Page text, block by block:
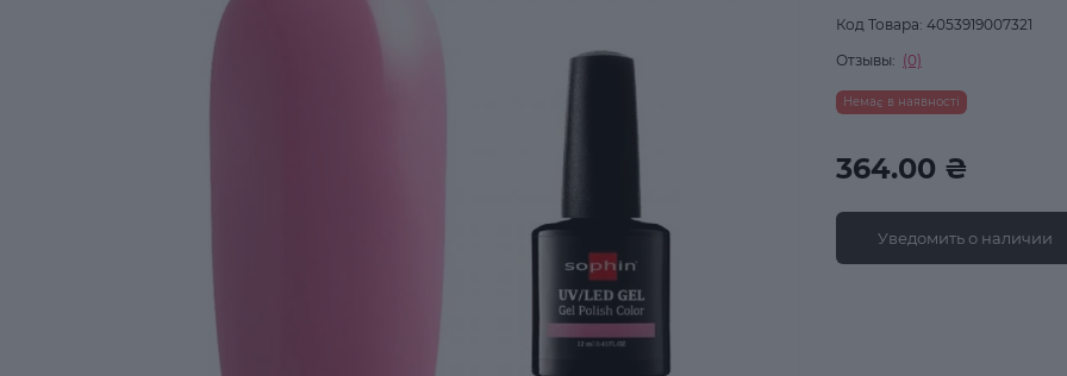
Код Товара: 4053919007321
Отзывы: (0)
Немає в наявності
364.00 ₴
Уведомить о наличии